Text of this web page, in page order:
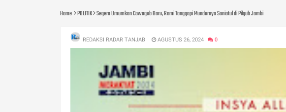
Home POLITIK Segera Umumkan Cawagub Baru, Romi Tanggapi Mundurnya Saniatul di Pilgub Jambi
REDAKSI RADAR TANJAB AGUSTUS 26, 2024 0